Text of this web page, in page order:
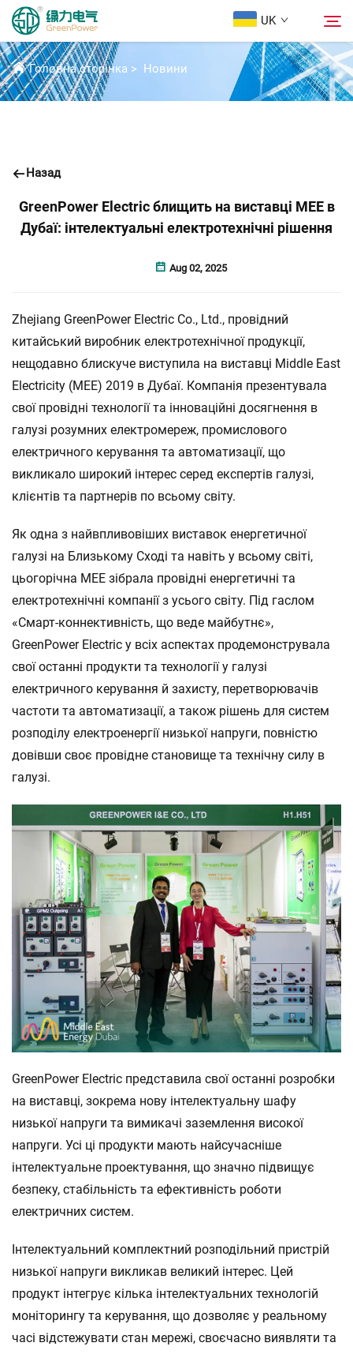
UK
Продукція
Розв'язки
Зв’язатися з нами
НОВИНИ
Головна сторінка > Новини
Назад
GreenPower Electric блищить на виставці MEE в
Дубаї: інтелектуальні електротехнічні рішення
Aug 02, 2025
Zhejiang GreenPower Electric Co., Ltd., провідний
китайський виробник електротехнічної продукції,
нещодавно блискуче виступила на виставці Middle East
Electricity (MEE) 2019 в Дубаї. Компанія презентувала
свої провідні технології та інноваційні досягнення в
галузі розумних електромереж, промислового
електричного керування та автоматизації, що
викликало широкий інтерес серед експертів галузі,
клієнтів та партнерів по всьому світу.
Як одна з найвпливовіших виставок енергетичної
галузі на Близькому Сході та навіть у всьому світі,
цьогорічна MEE зібрала провідні енергетичні та
електротехнічні компанії з усього світу. Під гаслом
«Смарт-коннективність, що веде майбутнє»,
GreenPower Electric у всіх аспектах продемонструвала
свої останні продукти та технології у галузі
електричного керування й захисту, перетворювачів
частоти та автоматизації, а також рішень для систем
розподілу електроенергії низької напруги, повністю
довівши своє провідне становище та технічну силу в
галузі.
GreenPower Electric представила свої останні розробки
на виставці, зокрема нову інтелектуальну шафу
низької напруги та вимикачі заземлення високої
напруги. Усі ці продукти мають найсучасніше
інтелектуальне проектування, що значно підвищує
безпеку, стабільність та ефективність роботи
електричних систем.
Інтелектуальний комплектний розподільний пристрій
низької напруги викликав великий інтерес. Цей
продукт інтегрує кілька інтелектуальних технологій
моніторингу та керування, що дозволяє у реальному
часі відстежувати стан мережі, своєчасно виявляти та